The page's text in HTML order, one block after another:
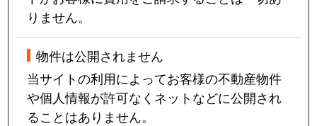
りません。
物件は公開されません
当サイトの利用によってお客様の不動産物件
や個人情報が許可なくネットなどに公開され
ることはありません。